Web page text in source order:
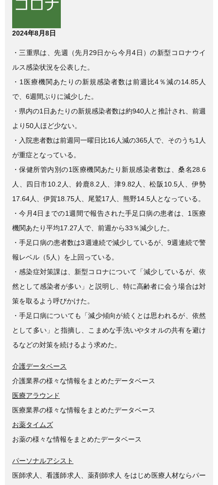
e
b
o
o
k
er
2024年8月8日
・三重県は、先週（先月29日から今月4日）の新型コロナウイ
ルス感染状況を公表した。
・1医療機関あたりの新規感染者数は前週比4％減の14.85人
で、6週間ぶりに減少した。
・県内の1日あたりの新規感染者数は約940人と推計され、前週
より50人ほど少ない。
・入院患者数は前週同一曜日比16人減の365人で、そのうち1人
が重症となっている。
・保健所管内別の1医療機関あたり新規感染者数は、桑名28.6
人、四日市10.2人、鈴鹿8.2人、津9.82人、松阪10.5人、伊勢
17.64人、伊賀18.75人、尾鷲17人、熊野14.5人となっている。
・今月4日までの1週間で報告された手足口病の患者は、1医療
機関あたり平均17.27人で、前週から33％減少した。
・手足口病の患者数は3週連続で減少しているが、9週連続で警
報レベル（5人）を上回っている。
・感染症対策課は、新型コロナについて「減少しているが、依
然として感染者が多い」と説明し、特に高齢者に会う場合は対
策を取るよう呼びかけた。
・手足口病についても「減少傾向が続くとは思われるが、依然
として多い」と指摘し、こまめな手洗いやタオルの共有を避け
るなどの対策を続けるよう求めた。
介護データベース
介護業界の様々な情報をまとめたデータベース
医療アラウンド
医療業界の様々な情報をまとめたデータベース
お薬タイムズ
お薬の様々な情報をまとめたデータベース
パーソナルアシスト
医師求人、看護師求人、薬剤師求人 をはじめ医療人材ならパー